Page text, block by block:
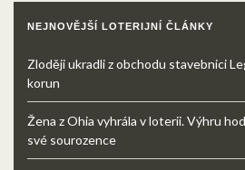
NEJNOVĚJŠÍ LOTERIJNÍ ČLÁNKY
Zloději ukradli z obchodu stavebnici
korun
Žena z Ohia vyhrála v loterii. Výhru
své sourozence